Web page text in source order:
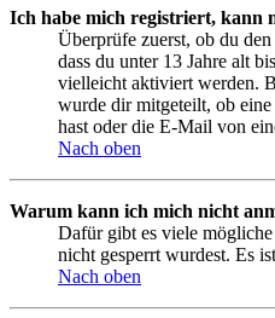
Ich habe mich registriert, kann
Überprüfe zuerst, ob du
dass du unter 13 Jahre alt
vielleicht aktiviert werden.
wurde dir mitgeteilt, ob
hast oder die E-Mail von
Nach oben
Warum kann ich mich nicht
Dafür gibt es viele
nicht gesperrt wurdest. Es
Nach oben